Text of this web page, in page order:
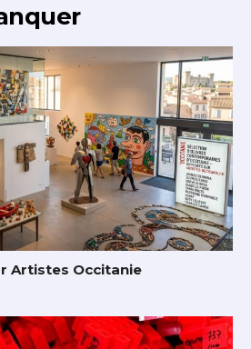
et conditions
Artistes Occitanie